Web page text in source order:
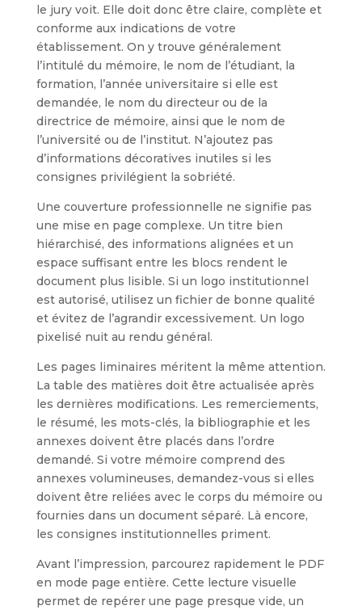
le jury voit. Elle doit donc être claire, complète et
conforme aux indications de votre
établissement. On y trouve généralement
l’intitulé du mémoire, le nom de l’étudiant, la
formation, l’année universitaire si elle est
demandée, le nom du directeur ou de la
directrice de mémoire, ainsi que le nom de
l’université ou de l’institut. N’ajoutez pas
d’informations décoratives inutiles si les
consignes privilégient la sobriété.
Une couverture professionnelle ne signifie pas
une mise en page complexe. Un titre bien
hiérarchisé, des informations alignées et un
espace suffisant entre les blocs rendent le
document plus lisible. Si un logo institutionnel
est autorisé, utilisez un fichier de bonne qualité
et évitez de l’agrandir excessivement. Un logo
pixelisé nuit au rendu général.
Les pages liminaires méritent la même attention.
La table des matières doit être actualisée après
les dernières modifications. Les remerciements,
le résumé, les mots-clés, la bibliographie et les
annexes doivent être placés dans l’ordre
demandé. Si votre mémoire comprend des
annexes volumineuses, demandez-vous si elles
doivent être reliées avec le corps du mémoire ou
fournies dans un document séparé. Là encore,
les consignes institutionnelles priment.
Avant l’impression, parcourez rapidement le PDF
en mode page entière. Cette lecture visuelle
permet de repérer une page presque vide, un